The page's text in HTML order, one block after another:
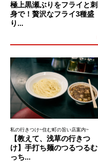
極上黒瀬ぶりをフライと刺
身で！贅沢なフライ3種盛
り...
私の行きつけ~住む町の旨い店案内~
【教えて、浅草の行きつ
け】手打ち麺のつるつるむ
っち...